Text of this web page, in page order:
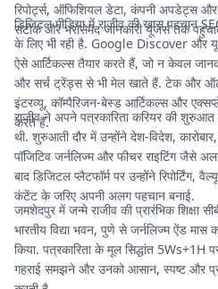
रिपोर्ट्स, ऑफिशियल डेटा, कंपनी अपडेट्स
सटीक और भरोसेमंद जानकारी यूजर्स तक
डिजिटल मीडिया में राजीव की खास पहचान
के लिए भी रही है. Google Discover और
ऐसे आर्टिकल्स तैयार करते हैं, जो न केवल
और सर्च ट्रेंड्स से भी मेल खाते हैं. टेक और
इंटरव्यू, कॉम्पैरिजन-बेस्ड आर्टिकल्स और
करते हैं.
राजीव ने अपने पत्रकारिता करियर की
थी. शुरुआती दौर में उन्होंने देश-विदेश,
पॉजिटिव जर्नलिज्म और फीचर राइटिंग जैसे
बाद डिजिटल प्लैटफॉर्म पर उन्होंने
कंटेंट के जरिए अपनी अलग पहचान बनाई.
जमशेदपुर में जन्मे राजीव की प्रारंभिक शिक्षा
भारतीय विद्या भवन, पुणे से जर्नलिज्म ऐंड मास
किया. पत्रकारिता के मूल सिद्धांत
गहराई समझने और उनको आसान, स्पष्ट और